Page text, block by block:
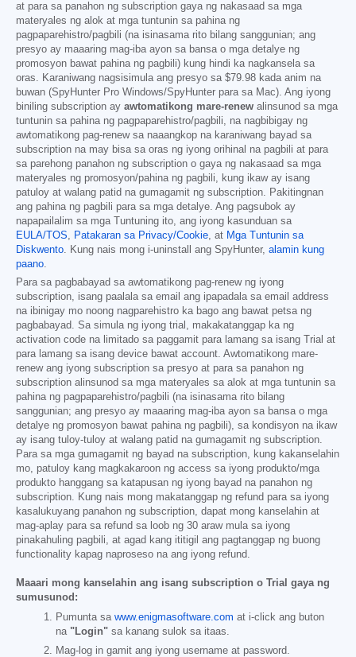
at para sa panahon ng subscription gaya ng nakasaad sa mga
materyales ng alok at mga tuntunin sa pahina ng
pagpaparehistro/pagbili (na isinasama rito bilang sanggunian; ang
presyo ay maaaring mag-iba ayon sa bansa o mga detalye ng
promosyon bawat pahina ng pagbili) kung hindi ka nagkansela sa
oras. Karaniwang nagsisimula ang presyo sa $79.98 kada anim na
buwan (SpyHunter Pro Windows/SpyHunter para sa Mac). Ang iyong
biniling subscription ay awtomatikong mare-renew alinsunod sa mga
tuntunin sa pahina ng pagpaparehistro/pagbili, na nagbibigay ng
awtomatikong pag-renew sa naaangkop na karaniwang bayad sa
subscription na may bisa sa oras ng iyong orihinal na pagbili at para
sa parehong panahon ng subscription o gaya ng nakasaad sa mga
materyales ng promosyon/pahina ng pagbili, kung ikaw ay isang
patuloy at walang patid na gumagamit ng subscription. Pakitingnan
ang pahina ng pagbili para sa mga detalye. Ang pagsubok ay
napapailalim sa mga Tuntuning ito, ang iyong kasunduan sa
EULA/TOS, Patakaran sa Privacy/Cookie, at Mga Tuntunin sa
Diskwento. Kung nais mong i-uninstall ang SpyHunter, alamin kung
paano.
Para sa pagbabayad sa awtomatikong pag-renew ng iyong
subscription, isang paalala sa email ang ipapadala sa email address
na ibinigay mo noong nagparehistro ka bago ang bawat petsa ng
pagbabayad. Sa simula ng iyong trial, makakatanggap ka ng
activation code na limitado sa paggamit para lamang sa isang Trial at
para lamang sa isang device bawat account. Awtomatikong mare-
renew ang iyong subscription sa presyo at para sa panahon ng
subscription alinsunod sa mga materyales sa alok at mga tuntunin sa
pahina ng pagpaparehistro/pagbili (na isinasama rito bilang
sanggunian; ang presyo ay maaaring mag-iba ayon sa bansa o mga
detalye ng promosyon bawat pahina ng pagbili), sa kondisyon na ikaw
ay isang tuloy-tuloy at walang patid na gumagamit ng subscription.
Para sa mga gumagamit ng bayad na subscription, kung kakanselahin
mo, patuloy kang magkakaroon ng access sa iyong produkto/mga
produkto hanggang sa katapusan ng iyong bayad na panahon ng
subscription. Kung nais mong makatanggap ng refund para sa iyong
kasalukuyang panahon ng subscription, dapat mong kanselahin at
mag-aplay para sa refund sa loob ng 30 araw mula sa iyong
pinakahuling pagbili, at agad kang ititigil ang pagtanggap ng buong
functionality kapag naproseso na ang iyong refund.
Maaari mong kanselahin ang isang subscription o Trial gaya ng
sumusunod:
Pumunta sa www.enigmasoftware.com at i-click ang buton
na "Login" sa kanang sulok sa itaas.
Mag-log in gamit ang iyong username at password.